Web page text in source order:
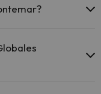
en zonas